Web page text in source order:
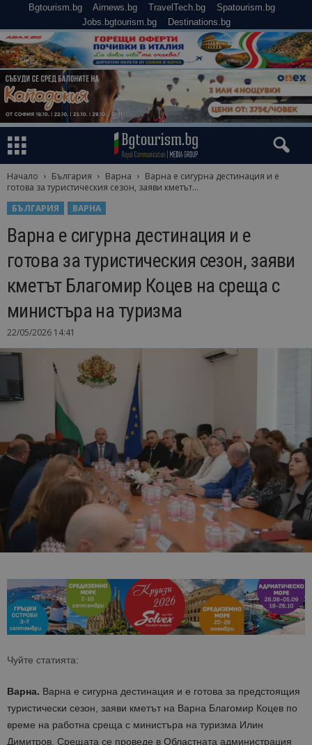
Bgtourism.bg Airnews.bg TravelTech.bg
Spatourism.bg
Jobs.bgtourism.bg
Destinations.bg
Начало България Варна
Варна е сигурна дестинация и е
готова за туристическия сезон, заяви кметът...
БЪЛГАРИЯ
ВАРНА
Варна е сигурна дестинация и е
готова за туристическия сезон, заяви
кметът Благомир Коцев на среща с
министъра на туризма
22/05/2026 14:41
Чуйте статията:
Варна. Варна е сигурна дестинация и е готова за предстоящия
туристически сезон, заяви кметът на Варна Благомир Коцев по
време на работна среща с министъра на туризма Илин
Димитров. Срещата се проведе в Областната администрация